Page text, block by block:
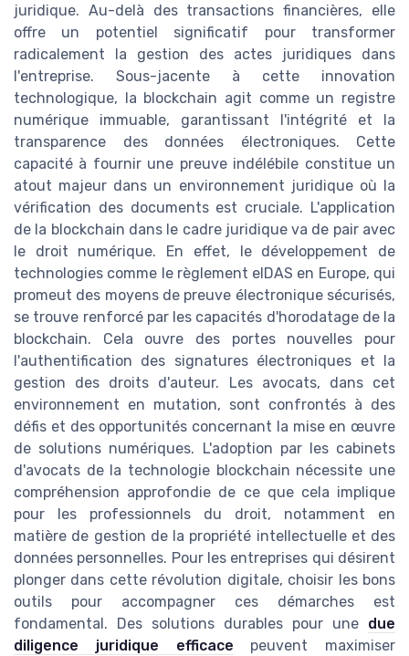
juridique. Au-delà des transactions financières, elle
offre un potentiel significatif pour transformer
radicalement la gestion des actes juridiques dans
l'entreprise. Sous-jacente à cette innovation
technologique, la blockchain agit comme un registre
numérique immuable, garantissant l'intégrité et la
transparence des données électroniques. Cette
capacité à fournir une preuve indélébile constitue un
atout majeur dans un environnement juridique où la
vérification des documents est cruciale. L'application
de la blockchain dans le cadre juridique va de pair avec
le droit numérique. En effet, le développement de
technologies comme le règlement eIDAS en Europe, qui
promeut des moyens de preuve électronique sécurisés,
se trouve renforcé par les capacités d'horodatage de la
blockchain. Cela ouvre des portes nouvelles pour
l'authentification des signatures électroniques et la
gestion des droits d'auteur. Les avocats, dans cet
environnement en mutation, sont confrontés à des
défis et des opportunités concernant la mise en œuvre
de solutions numériques. L'adoption par les cabinets
d'avocats de la technologie blockchain nécessite une
compréhension approfondie de ce que cela implique
pour les professionnels du droit, notamment en
matière de gestion de la propriété intellectuelle et des
données personnelles. Pour les entreprises qui désirent
plonger dans cette révolution digitale, choisir les bons
outils pour accompagner ces démarches est
fondamental. Des solutions durables pour une due
diligence juridique efficace peuvent maximiser